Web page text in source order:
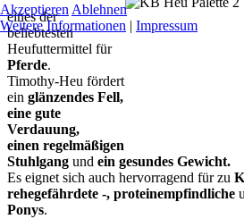
eines der
beliebtesten
Heufuttermittel für
Pferde.
Timothy-Heu fördert
ein glänzendes Fell,
eine gute
Verdauung,
einen regelmäßigen
Stuhlgang und ein gesundes Gewicht.
Es eignet sich auch hervorragend für zu
rehegefährdete -, proteinempfindliche
Ponys.
Akzeptieren Ablehnen
Weitere Informationen | Impressum